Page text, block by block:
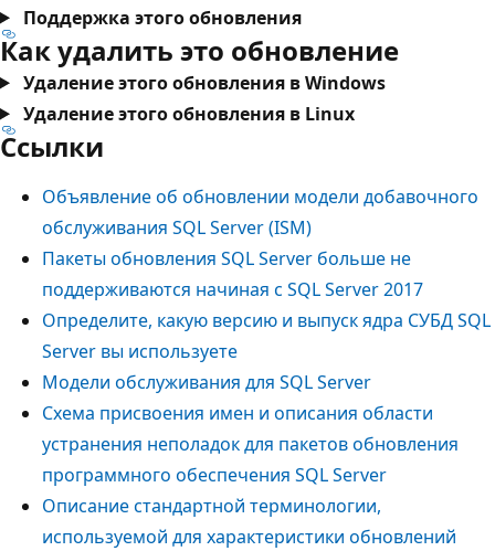
Поддержка этого обновления
Как удалить это обновление
Удаление этого обновления в Windows
Удаление этого обновления в Linux
Ссылки
Объявление об обновлении модели добавочного
обслуживания SQL Server (ISM)
Пакеты обновления SQL Server больше не
поддерживаются начиная с SQL Server 2017
Определите, какую версию и выпуск ядра СУБД SQL
Server вы используете
Модели обслуживания для SQL Server
Схема присвоения имен и описания области
устранения неполадок для пакетов обновления
программного обеспечения SQL Server
Описание стандартной терминологии,
используемой для характеристики обновлений